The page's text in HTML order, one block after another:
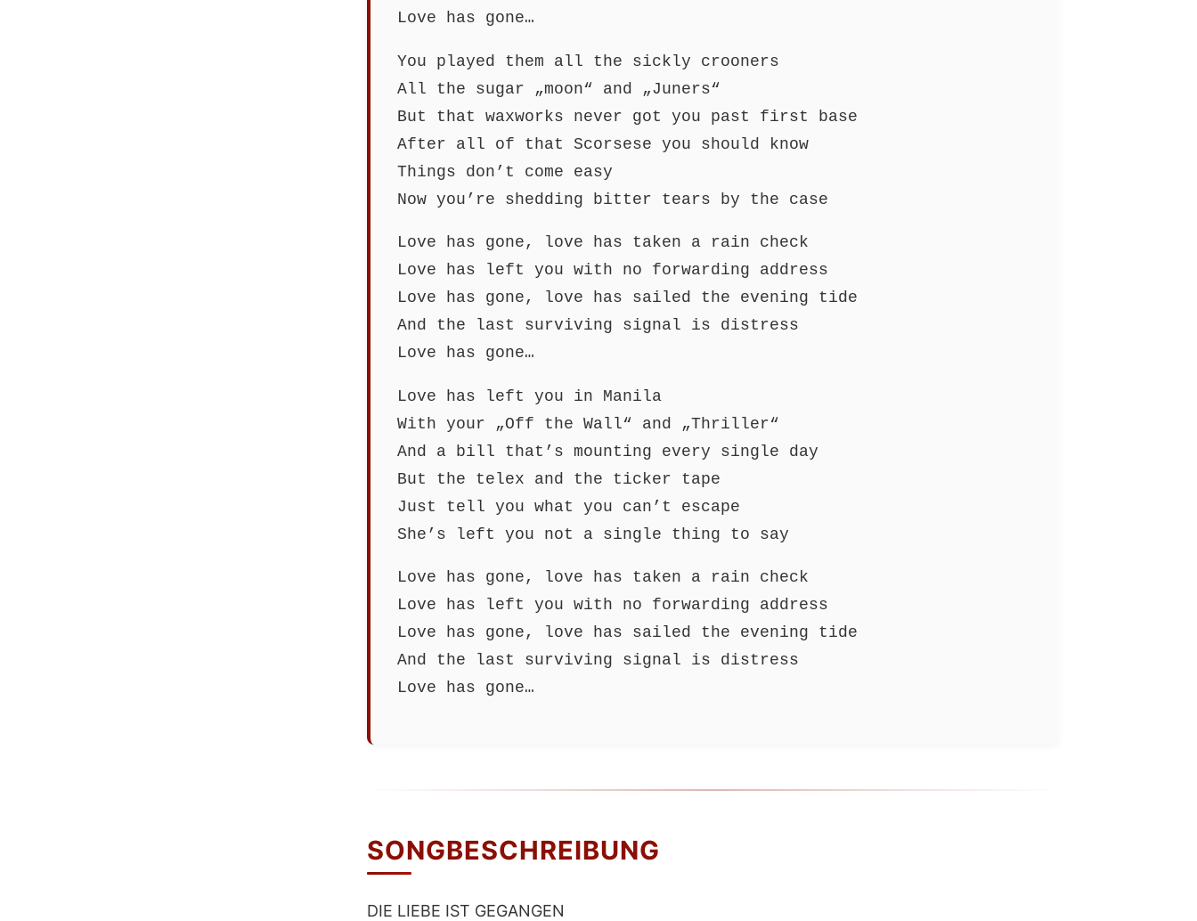
Love has gone…
You played them all the sickly crooners
All the sugar „moon“ and „Juners“
But that waxworks never got you past first base
After all of that Scorsese you should know
Things don’t come easy
Now you’re shedding bitter tears by the case
Love has gone, love has taken a rain check
Love has left you with no forwarding address
Love has gone, love has sailed the evening tide
And the last surviving signal is distress
Love has gone…
Love has left you in Manila
With your „Off the Wall“ and „Thriller“
And a bill that’s mounting every single day
But the telex and the ticker tape
Just tell you what you can’t escape
She’s left you not a single thing to say
Love has gone, love has taken a rain check
Love has left you with no forwarding address
Love has gone, love has sailed the evening tide
And the last surviving signal is distress
Love has gone…
SONGBESCHREIBUNG
DIE LIEBE IST GEGANGEN